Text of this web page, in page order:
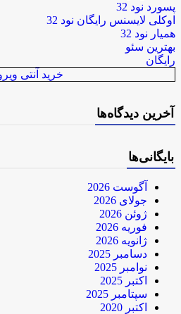
پسورد نود 32
اوکلی لایسنس رایگان نود 32
همیار نود 32
بهترین سئو
رایگان
خرید آنتی
آخرین دیدگاه‌ها
بایگانی‌ها
آگوست 2026
جولای 2026
ژوئن 2026
فوریه 2026
ژانویه 2026
دسامبر 2025
نوامبر 2025
اکتبر 2025
سپتامبر 2025
اکتبر 2020